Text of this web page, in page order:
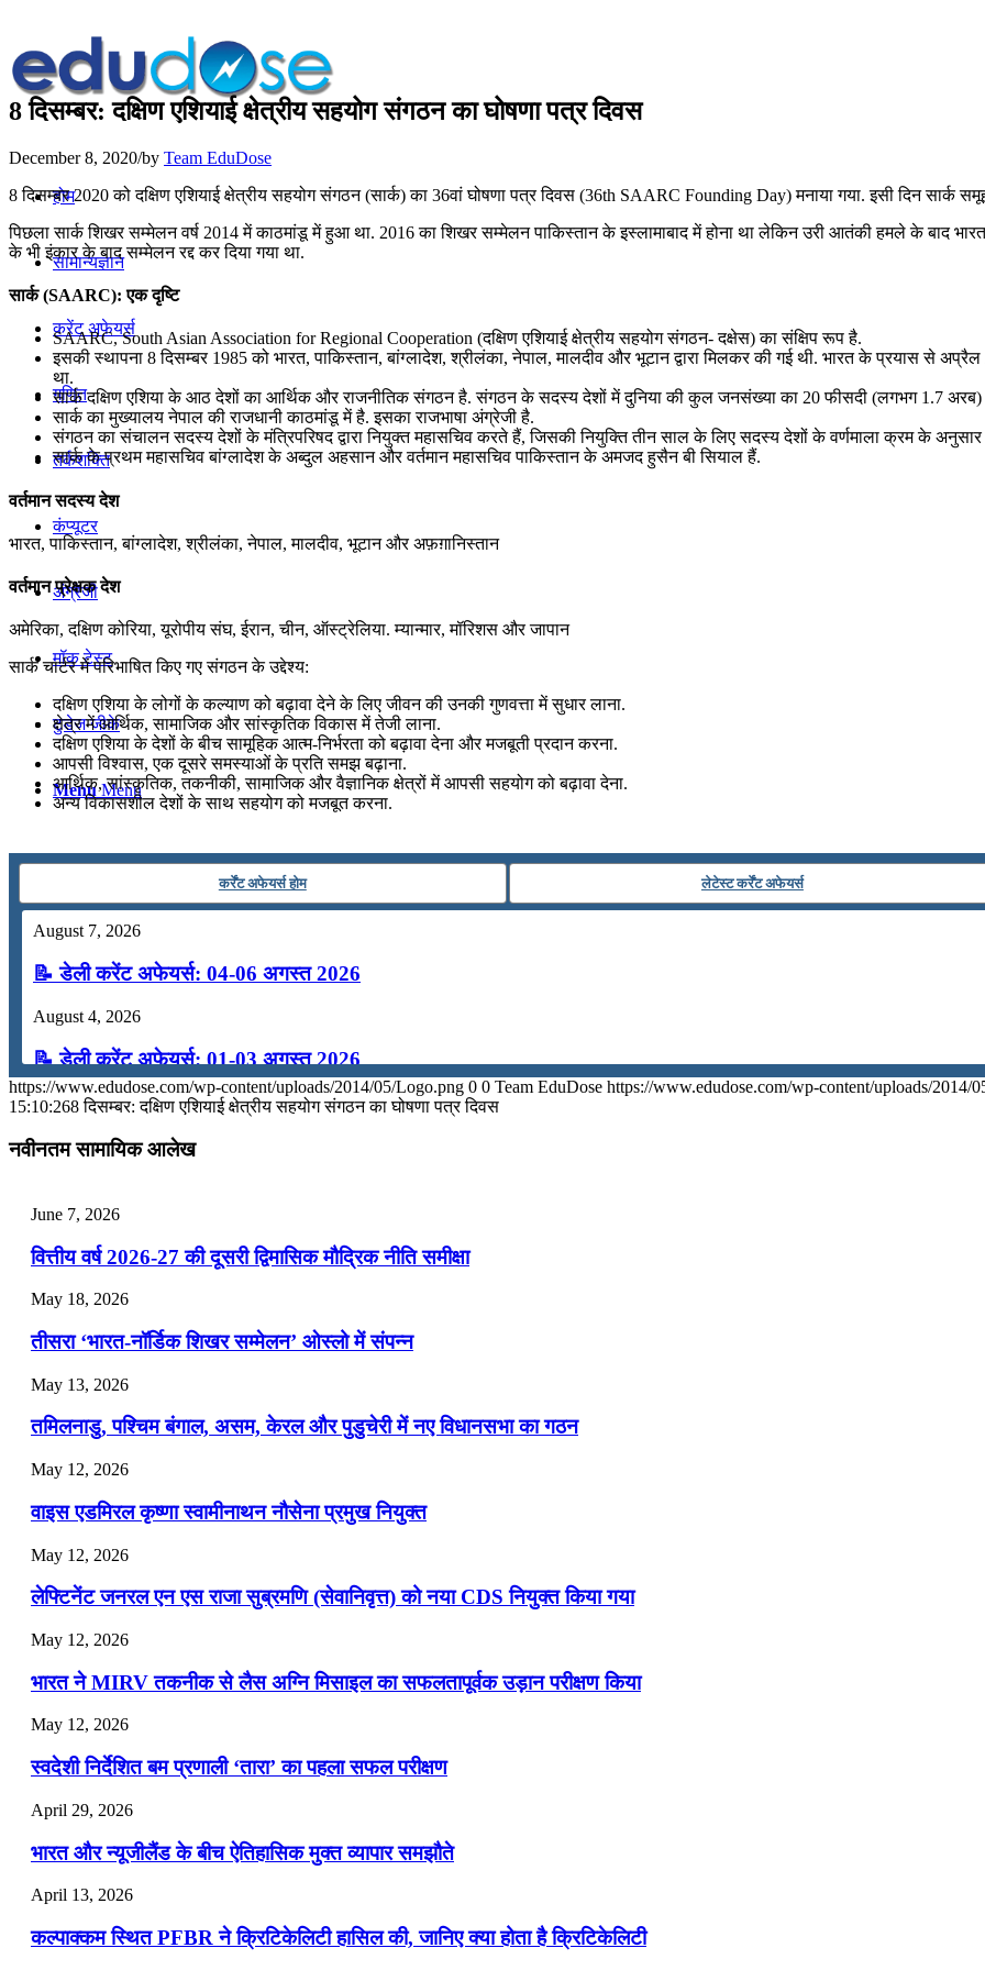
होम
सामान्यज्ञान
करेंट अफेयर्स
गणित
तर्कशक्ति
कंप्यूटर
अंग्रेजी
मॉक टेस्ट
टुडेज जीके
Menu Menu
8 दिसम्बर: दक्षिण एशियाई क्षेत्रीय सहयोग संगठन का घोषणा पत्र दिवस
December 8, 2020/by Team EduDose
8 दिसम्बर 2020 को दक्षिण एशियाई क्षेत्रीय सहयोग संगठन (सार्क) का 36वां घोषणा पत्र दिवस (36th SAARC Founding Day) मनाया गया. इसी दिन सार्क
पिछला सार्क शिखर सम्‍मेलन वर्ष 2014 में काठमांडू में हुआ था. 2016 का शिखर सम्‍मेलन पाकिस्‍तान के इस्‍लामाबाद में होना था लेकिन उरी आतंकी हमले के बाद
के भी इंकार के बाद सम्‍मेलन रद्द कर दिया गया था.
सार्क (SAARC): एक दृष्टि
SAARC, South Asian Association for Regional Cooperation (दक्षिण एशियाई क्षेत्रीय सहयोग संगठन- दक्षेस) का संक्षिप रूप है.
इसकी स्थापना 8 दिसम्बर 1985 को भारत, पाकिस्तान, बांग्लादेश, श्रीलंका, नेपाल, मालदीव और भूटान द्वारा मिलकर की गई थी. भारत के प्रयास से
था.
सार्क दक्षिण एशिया के आठ देशों का आर्थिक और राजनीतिक संगठन है. संगठन के सदस्य देशों में दुनिया की कुल जनसंख्या का 20 फीसदी (लगभग 1.7 अरब)
सार्क का मुख्यालय नेपाल की राजधानी काठमांडू में है. इसका राजभाषा अंग्रेजी है.
संगठन का संचालन सदस्य देशों के मंत्रिपरिषद द्वारा नियुक्त महासचिव करते हैं, जिसकी नियुक्ति तीन साल के लिए सदस्य देशों के वर्णमाला क्रम के अनुसार
सार्क के प्रथम महासचिव बांग्लादेश के अब्दुल अहसान और वर्तमान महासचिव पाकिस्तान के अमजद हुसैन बी सियाल हैं.
वर्तमान सदस्य देश
भारत, पाकिस्तान, बांग्लादेश, श्रीलंका, नेपाल, मालदीव, भूटान और अफ़ग़ानिस्तान
वर्तमान प्रेक्षक देश
अमेरिका, दक्षिण कोरिया, यूरोपीय संघ, ईरान, चीन, ऑस्ट्रेलिया. म्यान्मार, मॉरिशस और जापान
सार्क चार्टर में परिभाषित किए गए संगठन के उद्देश्य:
दक्षिण एशिया के लोगों के कल्याण को बढ़ावा देने के लिए जीवन की उनकी गुणवत्ता में सुधार लाना.
क्षेत्र में आर्थिक, सामाजिक और सांस्कृतिक विकास में तेजी लाना.
दक्षिण एशिया के देशों के बीच सामूहिक आत्म-निर्भरता को बढ़ावा देना और मजबूती प्रदान करना.
आपसी विश्वास, एक दूसरे समस्याओं के प्रति समझ बढ़ाना.
आर्थिक, सांस्कृतिक, तकनीकी, सामाजिक और वैज्ञानिक क्षेत्रों में आपसी सहयोग को बढ़ावा देना.
अन्य विकासशील देशों के साथ सहयोग को मजबूत करना.
कर्रेंट अफेयर्स होम लेटेस्ट कर्रेंट अफेयर्स
August 7, 2026
📝 डेली करेंट अफेयर्स: 04-06 अगस्त 2026
August 4, 2026
📝 डेली करेंट अफेयर्स: 01-03 अगस्त 2026
July 31, 2026
📝 डेली करेंट अफेयर्स: 28-31 जुलाई 2026
📝 डेली करेंट अफेयर्स: 25-27 जुलाई 2026
July 25, 2026
📝 डेली करेंट अफेयर्स: 22-24 जुलाई 2026
July 22, 2026
📝 डेली करेंट अफेयर्स: 19-21 जुलाई 2026
July 19, 2026
📝 डेली करेंट अफेयर्स: 16-18 जुलाई 2026
https://www.edudose.com/wp-content/uploads/2014/05/Logo.png 0 0 Team EduDose https://www.edudose.com/wp-content/uploads/2014/
15:10:268 दिसम्बर: दक्षिण एशियाई क्षेत्रीय सहयोग संगठन का घोषणा पत्र दिवस
नवीनतम सामायिक आलेख
June 7, 2026
वित्तीय वर्ष 2026-27 की दूसरी द्विमासिक मौद्रिक नीति समीक्षा
May 18, 2026
तीसरा ‘भारत-नॉर्डिक शिखर सम्मेलन’ ओस्लो में संपन्न
May 13, 2026
तमिलनाडु, पश्चिम बंगाल, असम, केरल और पुडुचेरी में नए विधानसभा का गठन
May 12, 2026
वाइस एडमिरल कृष्णा स्वामीनाथन नौसेना प्रमुख नियुक्त
May 12, 2026
लेफ्टिनेंट जनरल एन एस राजा सुब्रमणि (सेवानिवृत्त) को नया CDS नियुक्त किया गया
May 12, 2026
भारत ने MIRV तकनीक से लैस अग्नि मिसाइल का सफलतापूर्वक उड़ान परीक्षण किया
May 12, 2026
स्वदेशी निर्देशित बम प्रणाली ‘तारा’ का पहला सफल परीक्षण
April 29, 2026
भारत और न्यूजीलैंड के बीच ऐतिहासिक मुक्त व्यापार समझौते
April 13, 2026
कल्पाक्कम स्थित PFBR ने क्रिटिकेलिटी हासिल की, जानिए क्या होता है क्रिटिकेलिटी